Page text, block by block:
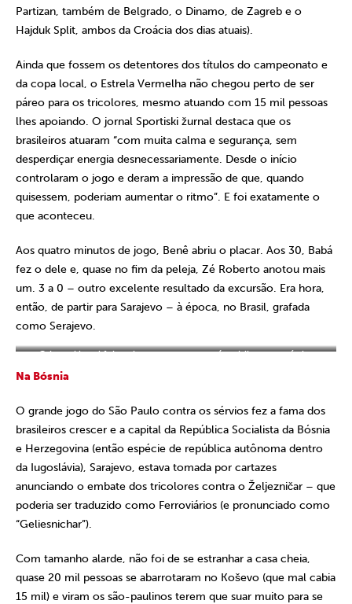
Partizan, também de Belgrado, o Dinamo, de Zagreb e o
Hajduk Split, ambos da Croácia dos dias atuais).
Ainda que fossem os detentores dos títulos do campeonato e
da copa local, o Estrela Vermelha não chegou perto de ser
páreo para os tricolores, mesmo atuando com 15 mil pessoas
lhes apoiando. O jornal Sportiski žurnal destaca que os
brasileiros atuaram “com muita calma e segurança, sem
desperdiçar energia desnecessariamente. Desde o início
controlaram o jogo e deram a impressão de que, quando
quisessem, poderiam aumentar o ritmo”. E foi exatamente o
que aconteceu.
Aos quatro minutos de jogo, Benê abriu o placar. Aos 30, Babá
fez o dele e, quase no fim da peleja, Zé Roberto anotou mais
um. 3 a 0 – outro excelente resultado da excursão. Era hora,
então, de partir para Sarajevo – à época, no Brasil, grafada
como Serajevo.
O jornal local foi muito generoso em só publicar essa única
imagem onde conseguimos ver bem o calção do são-paulino, rs
Na Bósnia
O grande jogo do São Paulo contra os sérvios fez a fama dos
brasileiros crescer e a capital da República Socialista da Bósnia
e Herzegovina (então espécie de república autônoma dentro
da Iugoslávia), Sarajevo, estava tomada por cartazes
anunciando o embate dos tricolores contra o Željezničar – que
poderia ser traduzido como Ferroviários (e pronunciado como
“Geliesnichar”).
Com tamanho alarde, não foi de se estranhar a casa cheia,
quase 20 mil pessoas se abarrotaram no Koševo (que mal cabia
15 mil) e viram os são-paulinos terem que suar muito para se